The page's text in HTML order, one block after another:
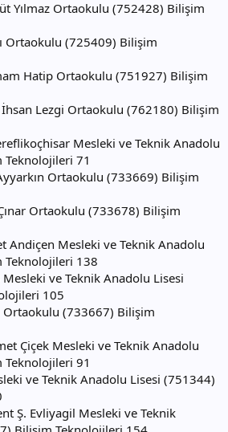
Yılmaz Ortaokulu (752428) Bilişim
Ortaokulu (725409) Bilişim
Hatip Ortaokulu (751927) Bilişim
İhsan Lezgi Ortaokulu (762180) Bilişim
Mesleki ve Teknik Anadolu
Teknolojileri 71
Ortaokulu (733669) Bilişim
Ortaokulu (733678) Bilişim
Andiçen Mesleki ve Teknik Anadolu
Teknolojileri 138
ve Teknik Anadolu Lisesi
105
Ortaokulu (733667) Bilişim
Çiçek Mesleki ve Teknik Anadolu
Teknolojileri 91
ve Teknik Anadolu Lisesi (751344)
Ş. Evliyagil Mesleki ve Teknik